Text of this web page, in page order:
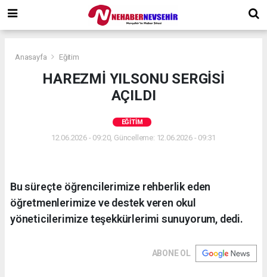
Anasayfa Eğitim
HAREZMİ YILSONU SERGİSİ
AÇILDI
EĞITIM
12.06.2026 - 09:20, Güncelleme: 12.06.2026 - 09:31
Bu süreçte öğrencilerimize rehberlik eden
öğretmenlerimize ve destek veren okul
yöneticilerimize teşekkürlerimi sunuyorum, dedi.
ABONE OL